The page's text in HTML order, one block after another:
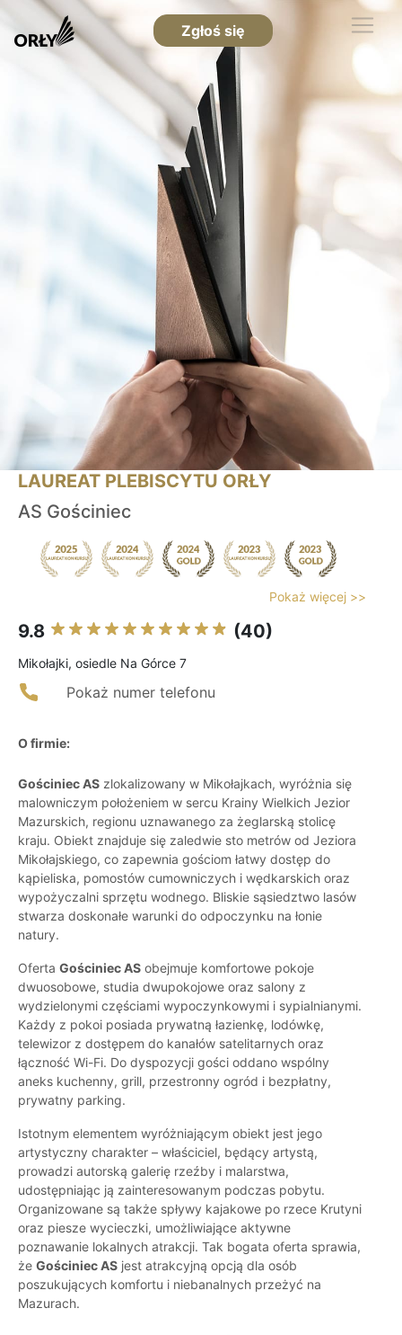
Zgłoś się
LAUREAT PLEBISCYTU ORŁY
AS Gościniec
Pokaż więcej >>
9.8 (40)
Mikołajki, osiedle Na Górce 7
Pokaż numer telefonu
O firmie:
Gościniec AS zlokalizowany w Mikołajkach, wyróżnia się
malowniczym położeniem w sercu Krainy Wielkich Jezior
Mazurskich, regionu uznawanego za żeglarską stolicę
kraju. Obiekt znajduje się zaledwie sto metrów od Jeziora
Mikołajskiego, co zapewnia gościom łatwy dostęp do
kąpieliska, pomostów cumowniczych i wędkarskich oraz
wypożyczalni sprzętu wodnego. Bliskie sąsiedztwo lasów
stwarza doskonałe warunki do odpoczynku na łonie
natury.
Oferta Gościniec AS obejmuje komfortowe pokoje
dwuosobowe, studia dwupokojowe oraz salony z
wydzielonymi częściami wypoczynkowymi i sypialnianymi.
Każdy z pokoi posiada prywatną łazienkę, lodówkę,
telewizor z dostępem do kanałów satelitarnych oraz
łączność Wi-Fi. Do dyspozycji gości oddano wspólny
aneks kuchenny, grill, przestronny ogród i bezpłatny,
prywatny parking.
Istotnym elementem wyróżniającym obiekt jest jego
artystyczny charakter – właściciel, będący artystą,
prowadzi autorską galerię rzeźby i malarstwa,
udostępniając ją zainteresowanym podczas pobytu.
Organizowane są także spływy kajakowe po rzece Krutyni
oraz piesze wycieczki, umożliwiające aktywne
poznawanie lokalnych atrakcji. Tak bogata oferta sprawia,
że Gościniec AS jest atrakcyjną opcją dla osób
poszukujących komfortu i niebanalnych przeżyć na
Mazurach.